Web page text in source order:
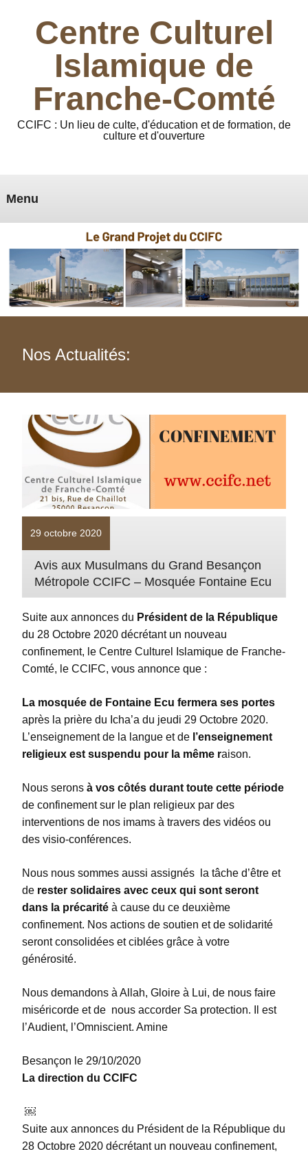
Centre Culturel
Islamique de
Franche-Comté
CCIFC : Un lieu de culte, d'éducation et de formation, de
culture et d'ouverture
Menu
Nos Actualités:
29 octobre 2020
Avis aux Musulmans du Grand Besançon
Métropole CCIFC – Mosquée Fontaine Ecu
Suite aux annonces du Président de la République
du 28 Octobre 2020 décrétant un nouveau
confinement, le Centre Culturel Islamique de Franche-
Comté, le CCIFC, vous annonce que :
La mosquée de Fontaine Ecu fermera ses portes
après la prière du Icha’a du jeudi 29 Octobre 2020.
L’enseignement de la langue et de l’enseignement
religieux est suspendu pour la même raison.
Nous serons à vos côtés durant toute cette période
de confinement sur le plan religieux par des
interventions de nos imams à travers des vidéos ou
des visio-conférences.
Nous nous sommes aussi assignés la tâche d’être et
de rester solidaires avec ceux qui sont seront
dans la précarité à cause du ce deuxième
confinement. Nos actions de soutien et de solidarité
seront consolidées et ciblées grâce à votre
générosité.
Nous demandons à Allah, Gloire à Lui, de nous faire
miséricorde et de nous accorder Sa protection. Il est
l’Audient, l’Omniscient. Amine
Besançon le 29/10/2020
La direction du CCIFC
￼
Suite aux annonces du Président de la République du
28 Octobre 2020 décrétant un nouveau confinement,